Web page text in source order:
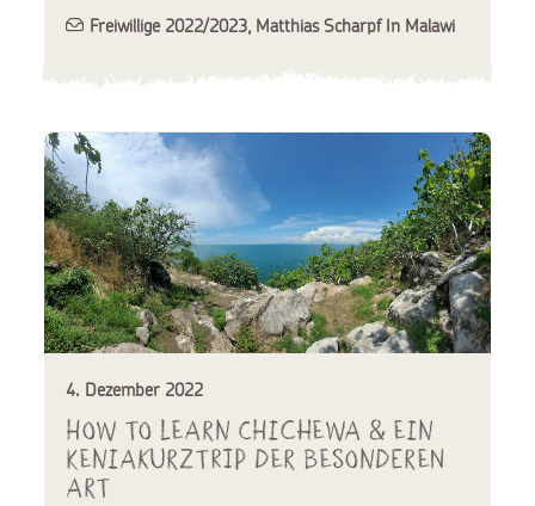
Freiwillige 2022/2023, Matthias Scharpf In Malawi
4. Dezember 2022
How to learn Chichewa & Ein
Keniakurztrip der besonderen
Art